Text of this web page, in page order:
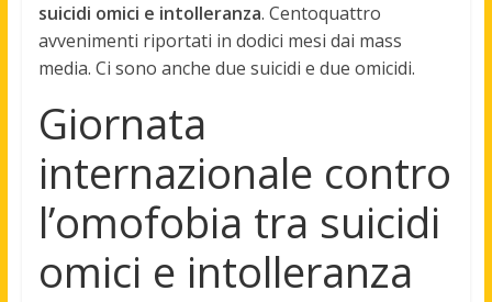
suicidi omici e intolleranza. Centoquattro
avvenimenti riportati in dodici mesi dai mass
media. Ci sono anche due suicidi e due omicidi.
Giornata
internazionale contro
l’omofobia tra suicidi
omici e intolleranza